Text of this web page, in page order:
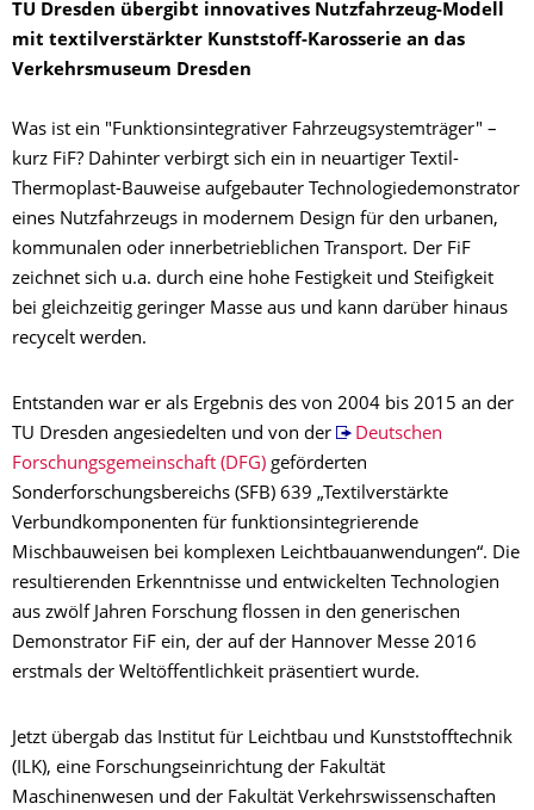
TU Dresden übergibt innovatives Nutzfahrzeug-Modell
mit textilverstärkter Kunststoff-Karosserie an das
Verkehrsmuseum Dresden
Was ist ein "Funktionsintegrativer Fahrzeugsystemträger" –
kurz FiF? Dahinter verbirgt sich ein in neuartiger Textil-
Thermoplast-Bauweise aufgebauter Technologiedemonstrator
eines Nutzfahrzeugs in modernem Design für den urbanen,
kommunalen oder innerbetrieblichen Transport. Der FiF
zeichnet sich u.a. durch eine hohe Festigkeit und Steifigkeit
bei gleichzeitig geringer Masse aus und kann darüber hinaus
recycelt werden.
Entstanden war er als Ergebnis des von 2004 bis 2015 an der
TU Dresden angesiedelten und von der
Deutschen
Forschungsgemeinschaft (DFG) geförderten
Sonderforschungsbereichs (SFB) 639 „Textilverstärkte
Verbundkomponenten für funktionsintegrierende
Mischbauweisen bei komplexen Leichtbauanwendungen“. Die
resultierenden Erkenntnisse und entwickelten Technologien
aus zwölf Jahren Forschung flossen in den generischen
Demonstrator FiF ein, der auf der Hannover Messe 2016
erstmals der Weltöffentlichkeit präsentiert wurde.
Jetzt übergab das Institut für Leichtbau und Kunststofftechnik
(ILK), eine Forschungseinrichtung der Fakultät
Maschinenwesen und der Fakultät Verkehrswissenschaften